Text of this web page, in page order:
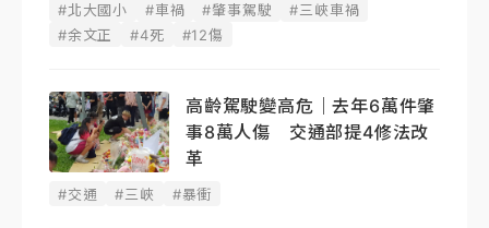
#北大國小 #車禍 #肇事駕駛
#三峽車禍
#余文正
#4死 #12傷
高齡駕駛變高危｜去年6萬件肇
事8萬人傷 交通部提4修法改
革
#交通 #三峽 #暴衝